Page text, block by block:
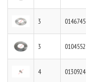
3 0146745
3 0104552
4 0130924